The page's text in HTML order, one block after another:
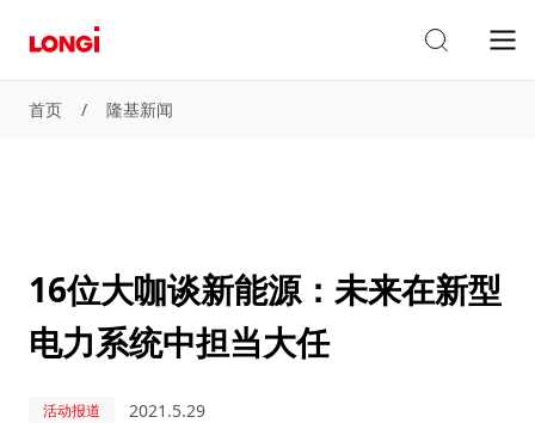
首页 / 隆基新闻
16位大咖谈新能源：未来在新型
电力系统中担当大任
活动报道 2021.5.29